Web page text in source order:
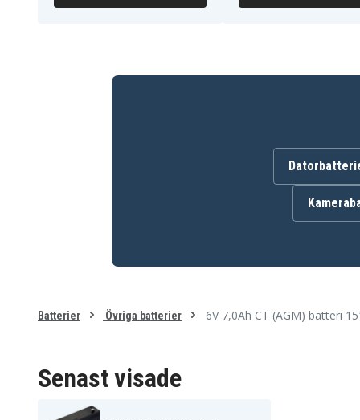
Batterier Övriga batterier 6V 7,0Ah CT (AGM) batteri
Senast visade